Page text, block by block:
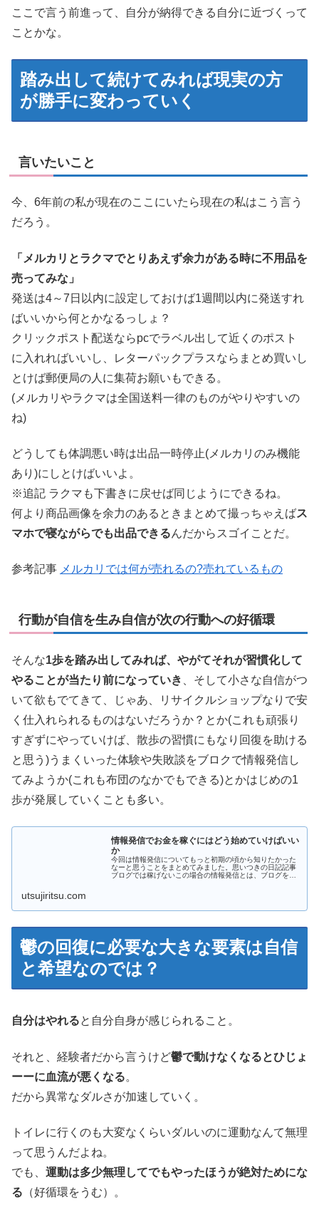
ここで言う前進って、自分が納得できる自分に近づくって
ことかな。
踏み出して続けてみれば現実の方
が勝手に変わっていく
言いたいこと
今、6年前の私が現在のここにいたら現在の私はこう言う
だろう。
「メルカリとラクマでとりあえず余力がある時に不用品を
売ってみな」
発送は4～7日以内に設定しておけば1週間以内に発送すれ
ばいいから何とかなるっしょ？
クリックポスト配送ならpcでラベル出して近くのポスト
に入れればいいし、レターパックプラスならまとめ買いし
とけば郵便局の人に集荷お願いもできる。
(メルカリやラクマは全国送料一律のものがやりやすいの
ね)
どうしても体調悪い時は出品一時停止(メルカリのみ機能
あり)にしとけばいいよ。
※追記 ラクマも下書きに戻せば同じようにできるね。
何より商品画像を余力のあるときまとめて撮っちゃえばス
マホで寝ながらでも出品できるんだからスゴイことだ。
参考記事 メルカリでは何が売れるの?売れているもの
行動が自信を生み自信が次の行動への好循環
そんな1歩を踏み出してみれば、やがてそれが習慣化して
やることが当たり前になっていき
、そして小さな自信がつ
いて欲もでてきて、じゃあ、リサイクルショップなりで安
く仕入れられるものはないだろうか？とか(これも頑張り
すぎずにやっていけば、散歩の習慣にもなり回復を助ける
と思う)うまくいった体験や失敗談をブロクで情報発信し
てみようか(これも布団のなかでもできる)とかはじめの1
歩が発展していくことも多い。
情報発信でお金を稼ぐにはどう始めていけばいい
か
今回は情報発信についてもっと初期の頃から知りたかった
なーと思うことをまとめてみました。思いつきの日記記事
ブログでは稼げないこの場合の情報発信とは、ブログを想
utsujiritsu.com
鬱の回復に必要な大きな要素は自信
と希望なのでは？
自分はやれると自分自身が感じられること。
それと、経験者だから言うけど鬱で動けなくなるとひじょ
ーーに血流が悪くなる。
だから異常なダルさが加速していく。
トイレに行くのも大変なくらいダルいのに運動なんて無理
って思うんだよね。
でも、 運動は多少無理してでもやったほうが絶対ためにな
る （好循環をうむ）。